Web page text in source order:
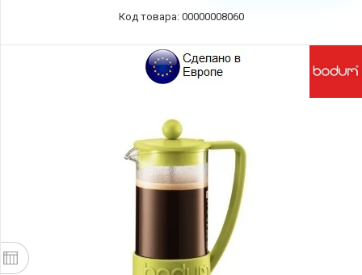
Код товара: 00000008060